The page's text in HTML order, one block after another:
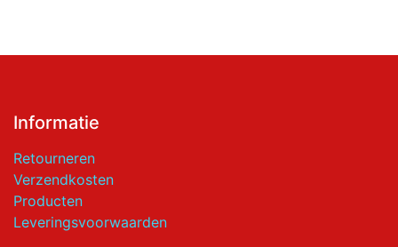
Informatie
Retourneren
Verzendkosten
Producten
Leveringsvoorwaarden